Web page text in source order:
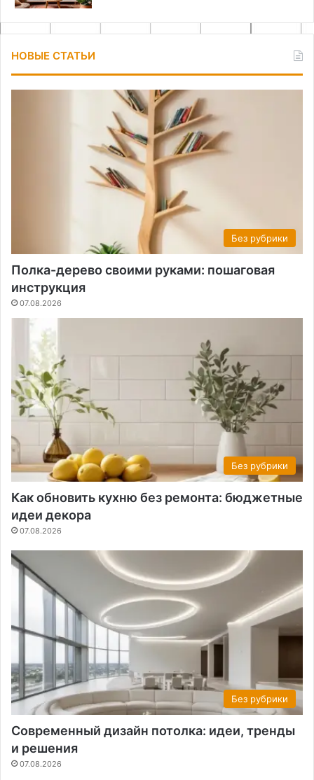
НОВЫЕ СТАТЬИ
Без рубрики
Полка-дерево своими руками: пошаговая
инструкция
07.08.2026
Без рубрики
Как обновить кухню без ремонта: бюджетные
идеи декора
07.08.2026
Без рубрики
Современный дизайн потолка: идеи, тренды
и решения
07.08.2026